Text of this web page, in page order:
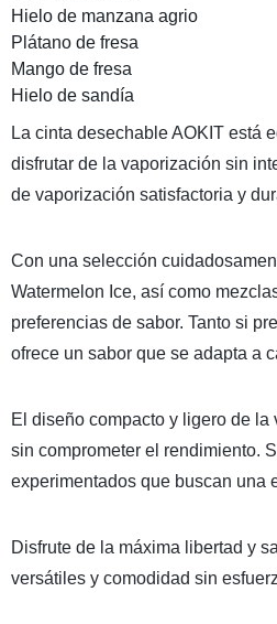
Hielo de manzana agrio
Plátano de fresa
Mango de fresa
Hielo de sandía
La cinta desechable AOKIT está
disfrutar de la vaporización sin
de vaporización satisfactoria y
Con una selección
Watermelon Ice, así como
preferencias de sabor. Tanto si
ofrece un sabor que se adapta a
El diseño compacto y ligero de
sin comprometer el rendimiento.
experimentados que buscan una
Disfrute de la máxima libertad y
versátiles y comodidad sin